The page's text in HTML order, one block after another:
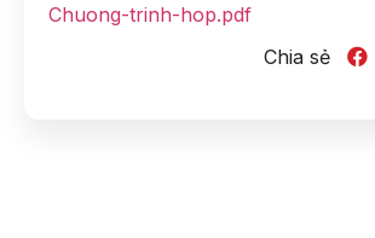
Chuong-trinh-hop.pdf
Chia sẻ